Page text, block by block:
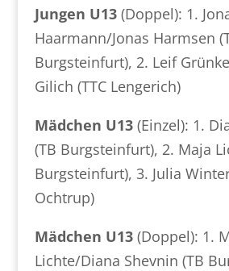
Jungen U13(Doppel): 1.
Haarmann/Jonas Harmsen
Burgsteinfurt), 2. Leif
Gilich (TTC Lengerich)
Mädchen U13(Einzel): 1.
(TB Burgsteinfurt), 2. Maja
Burgsteinfurt), 3. Julia
Ochtrup)
Mädchen U13(Doppel): 1.
Lichte/Diana Shevnin (TB